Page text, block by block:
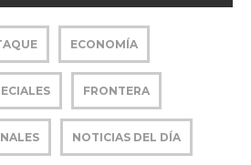
ECONOMÍA
FRONTERA
NOTICIAS DEL DÍA